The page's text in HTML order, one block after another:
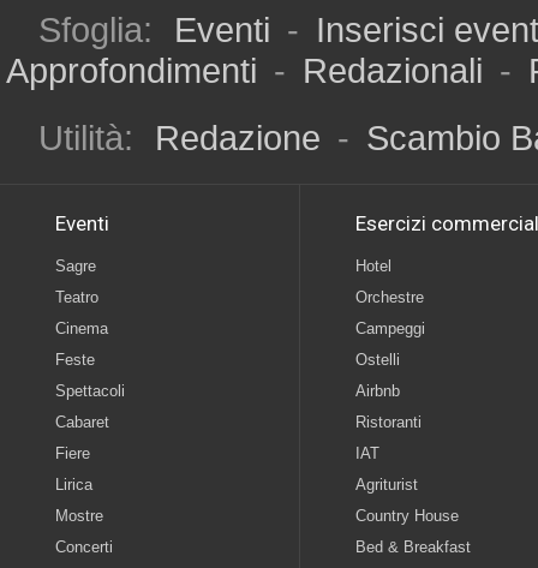
Sfoglia: Eventi - Inserisci
Approfondimenti - Redazionali -
Utilità:
Redazione - Scambio
Eventi
Sagre
Teatro
Cinema
Feste
Spettacoli
Cabaret
Fiere
Lirica
Mostre
Concerti
Esercizi
Hotel
Orchestre
Campeggi
Ostelli
Airbnb
Ristoranti
IAT
Agriturist
Country House
Bed & Breakfast